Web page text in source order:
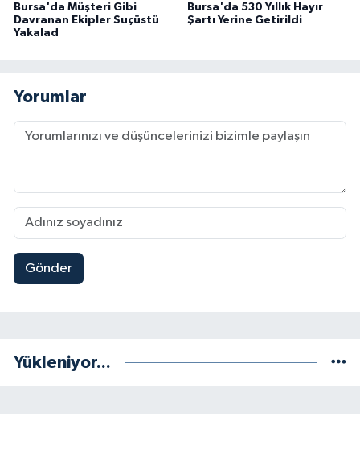
Bursa'da Müşteri Gibi
Davranan Ekipler Suçüstü
Yakalad
Bursa'da 530 Yıllık Hayır
Şartı Yerine Getirildi
Yorumlar
Gönder
Yükleniyor...